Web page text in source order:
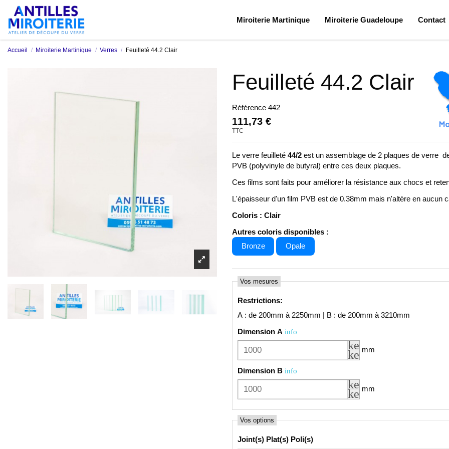
Miroiterie Martinique Miroiterie Guadeloupe Contact
Accueil Miroiterie Martinique Verres Feuilleté 44.2 Clair
Feuilleté 44.2 Clair
Référence 442
111,73 €
TTC
Le verre feuilleté 44/2est un assemblage de 2 plaques de verre
PVB (polyvinyle de butyral) entre ces deux plaques.
Ces films sont faits pour améliorer la résistance aux chocs et
L'épaisseur d'un film PVB est de 0.38mm mais n'altère en aucun
Coloris : Clair
Autres coloris disponibles :
Bronze
Opale
Vos mesures
Restrictions:
A : de 200mm à 2250mm | B : de 200mm à 3210mm
Dimension A info
keyboard_arrow_up
mm
Dimension B info
keyboard_arrow_up
mm
Vos options
Joint(s) Plat(s) Poli(s)